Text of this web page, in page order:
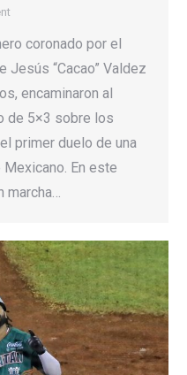
coronado por el
Jesús “Cacao” Valdez
encaminaron al
de 5×3 sobre los
primer duelo de una
En este
marcha…